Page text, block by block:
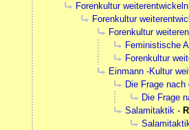
Forenkultur
Forenkultur
Forenkultur
Feministische
Forenkultur
Einmann -Kultur
Die Frage
Die Frage
Salamitaktik -